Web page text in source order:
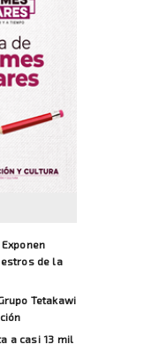
de la
Tetakawi
a casi 13 mil